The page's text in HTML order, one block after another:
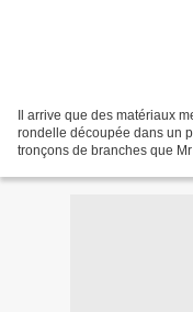
Il arrive que des matériaux
rondelle découpée dans un
tronçons de branches que